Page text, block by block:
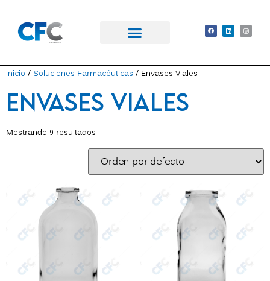
Inicio / Soluciones Farmacéuticas / Envases Viales
Envases Viales
Mostrando 9 resultados